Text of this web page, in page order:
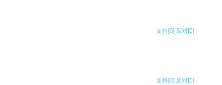
支持[0] 反对[0]
支持[0] 反对[0]